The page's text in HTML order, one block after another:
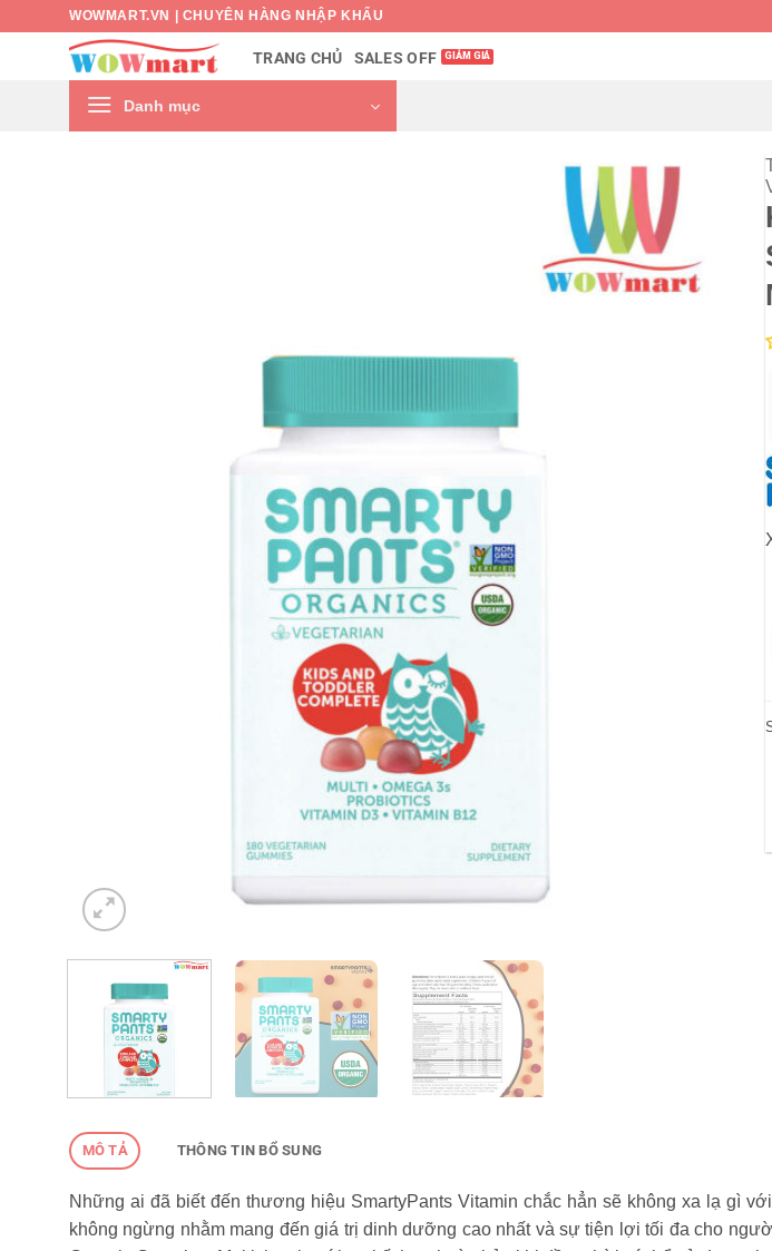
WOWMART.VN | CHUYÊN HÀNG NHẬP KHẨU
TRANG CHỦ SALES OFF
Danh mục
MÔ TẢ THÔNG TIN BỔ SUNG
Những ai đã biết đến thương hiệu SmartyPants Vitamin chắc hẳn sẽ không xa lạ gì
không ngừng nhằm mang đến giá trị dinh dưỡng cao nhất và sự tiện lợi tối đa cho